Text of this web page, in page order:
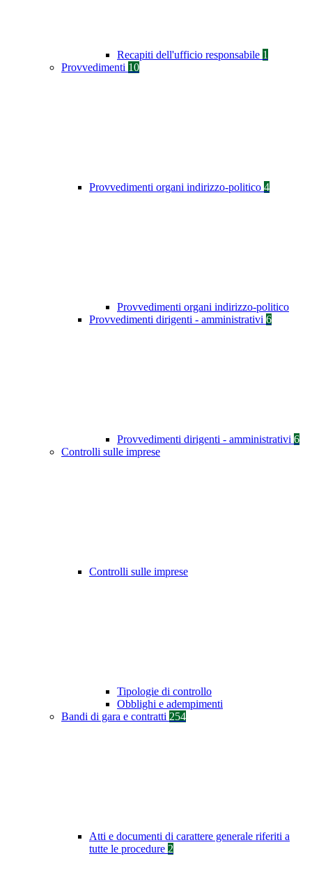
Recapiti dell'ufficio responsabile 1
Provvedimenti 10
Provvedimenti organi indirizzo-politico 4
Provvedimenti organi indirizzo-politico
Provvedimenti dirigenti - amministrativi 6
Provvedimenti dirigenti - amministrativi 6
Controlli sulle imprese
Controlli sulle imprese
Tipologie di controllo
Obblighi e adempimenti
Bandi di gara e contratti 254
Atti e documenti di carattere generale riferiti a
tutte le procedure 2